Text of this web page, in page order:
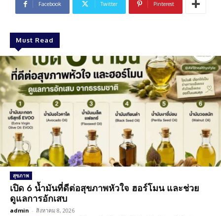
Facebook Twitter Pinterest
Must Read
สุขภาพ
เปิด 6 น้ำมันที่ดีต่อสุขภาพหัวใจ ฮอร์โมน และช่วย
ดูแลการอักเสบ
admin - สิงหาคม 8, 2026